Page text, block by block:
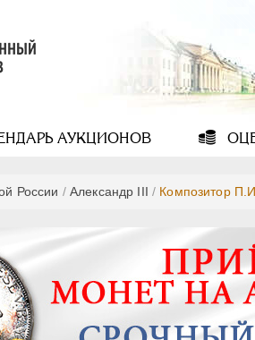
АУКЦИОНОВ
России /Александр III / Композитор